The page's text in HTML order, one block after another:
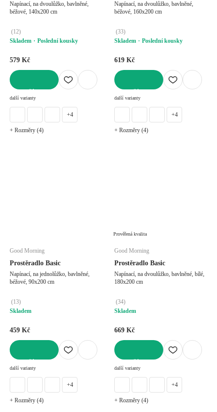
Napínací, na dvoulůžko, bavlněné,
béžové, 140x200 cm
(12)
Skladem
Poslední kousky
579 Kč
další varianty
+4
+ Rozměry (4)
Napínací, na dvoulůžko, bavlněné,
béžové, 160x200 cm
(33)
Skladem
Poslední kousky
619 Kč
další varianty
+4
+ Rozměry (4)
Good Morning
Prostěradlo Basic
Napínací, na jednolůžko, bavlněné,
béžové, 90x200 cm
(13)
Skladem
459 Kč
další varianty
+4
+ Rozměry (4)
Prověřená kvalita
Good Morning
Prostěradlo Basic
Napínací, na dvoulůžko, bavlněné, bílé,
180x200 cm
(34)
Skladem
669 Kč
další varianty
+4
+ Rozměry (4)